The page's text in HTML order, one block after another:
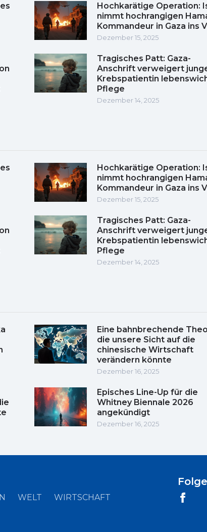
Hochkarätige Operation:
nimmt hochrangigen
Kommandeur in Gaza ins
Dezember 15, 2025
Tragisches Patt: Gaza-
Anschrift verweigert
Krebspatientin
Pflege
Dezember 14, 2025
Hochkarätige Operation:
nimmt hochrangigen
Kommandeur in Gaza ins
Dezember 15, 2025
Tragisches Patt: Gaza-
Anschrift verweigert
Krebspatientin
Pflege
Dezember 14, 2025
Eine bahnbrechende
die unsere Sicht auf die
chinesische Wirtschaft
verändern könnte
Dezember 16, 2025
Episches Line-Up für die
Whitney Biennale 2026
angekündigt
Dezember 16, 2025
WELT
WIRTSCHAFT